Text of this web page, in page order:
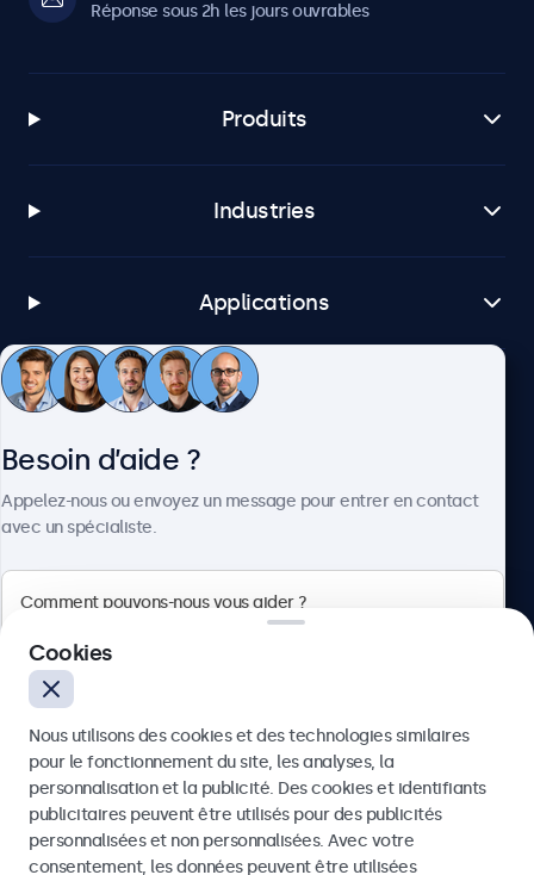
Réponse sous 2h les jours ouvrables
Produits
Industries
Applications
Service client
4.8/5 noté par 5000+ entreprises
Français
Besoin d’aide ?
Appelez-nous ou envoyez un message pour entrer en contact
avec un spécialiste.
Envoyer
Cookies
Nous utilisons des cookies et des technologies similaires
pour le fonctionnement du site, les analyses, la
personnalisation et la publicité. Des cookies et identifiants
publicitaires peuvent être utilisés pour des publicités
personnalisées et non personnalisées. Avec votre
consentement, les données peuvent être utilisées